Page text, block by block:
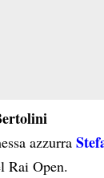
azzurra
Rai Open.